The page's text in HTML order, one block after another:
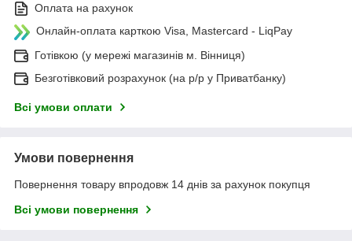
Оплата на рахунок
Онлайн-оплата карткою Visa, Mastercard - LiqPay
Готівкою (у мережі магазинів м. Вінниця)
Безготівковий розрахунок (на р/р у Приватбанку)
Всі умови оплати
Умови повернення
Повернення товару впродовж 14 днів за рахунок покупця
Всі умови повернення